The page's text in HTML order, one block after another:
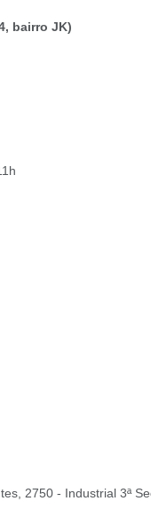
bairro JK)
2750 - Industrial 3ª